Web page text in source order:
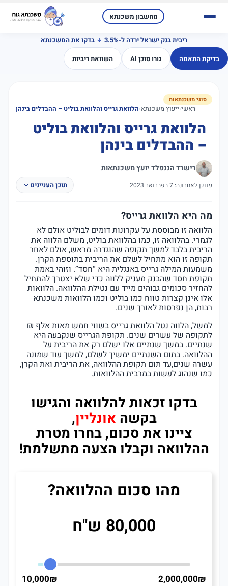
מחשבון משכנתא
ריבית בנק ישראל ירדה ל-3.5%
בדקו את המשכנתא
בדיקת התאמה
גורו סוכן AI השוואת ריביות
סוגי משכנתאות
ראשי‹ייעוץ משכנתא‹הלוואת גרייס והלוואת בוליט – ההבדלים בינהן
הלוואת גרייס והלוואת בוליט
– ההבדלים בינהן
רישרד הננפלד יועץ משכנתאות
עודכן לאחרונה: 7 בפברואר 2023 תוכן העניינים
מה היא הלוואת גרייס?
הלוואה זו מבוססת על עקרונות דומים לבוליט אולם לא
לגמרי. בהלוואה זו, כמו בהלוואת בוליט, משלם הלווה את
הריבית בלבד למשך תקופה שהוגדרה מראש, אולם לאחר
תקופה זו הוא מתחיל לשלם את הריבית בתוספת הקרן.
משמעות המילה גרייס באנגלית היא “חסד”. וזוהי באמת
תקופת חסד שהבנק מעניק ללווה כדי שלא יצטרך להתחיל
להחזיר סכומים גבוהים מייד עם נטילת ההלוואה. הלוואות
אלו אינן קצרות טווח כמו בוליט וכמו הלוואות משכנתא
רבות, הן נפרסות לאורך שנים.
למשל, הלווה נטל הלוואת גרייס בשווי חמש מאות אלף ₪
לתקופה של עשרים שנים. תקופת הגרייס שנקבעה היא
שנתיים. במשך שנתיים אלו ישלם רק את הריבית על
ההלוואה. בתום השנתיים ימשיך לשלם, למשך עוד שמונה
עשרה שנים,עד תום תקופת ההלוואה, את הריבית ואת הקרן,
כמו שנהוג לעשות במרבית ההלוואות.
בדקו זכאות להלוואה והגישו
בקשה אונליין,
ציינו את סכום, בחרו מטרת
ההלוואה וקבלו הצעה מתשלמת!
מהו סכום ההלוואה?
80,000 ש"ח
2,000,000₪
10,000₪